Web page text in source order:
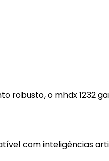
robusto, o mhdx 1232
com inteligências